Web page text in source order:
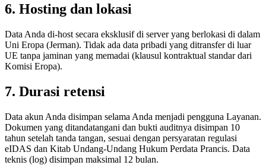
6. Hosting dan lokasi
Data Anda di-host secara eksklusif di server yang berlokasi di dalam
Uni Eropa (Jerman). Tidak ada data pribadi yang ditransfer di luar
UE tanpa jaminan yang memadai (klausul kontraktual standar dari
Komisi Eropa).
7. Durasi retensi
Data akun Anda disimpan selama Anda menjadi pengguna Layanan.
Dokumen yang ditandatangani dan bukti auditnya disimpan 10
tahun setelah tanda tangan, sesuai dengan persyaratan regulasi
eIDAS dan Kitab Undang-Undang Hukum Perdata Prancis. Data
teknis (log) disimpan maksimal 12 bulan.